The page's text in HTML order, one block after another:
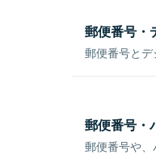
郵便番号・
郵便番号とデ
郵便番号・
郵便番号や、